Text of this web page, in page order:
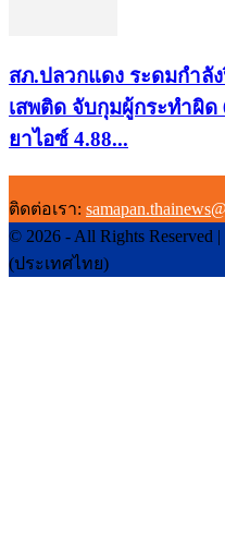
สภ.ปลวกแดง ระดมกำลั
เสพติด จับกุมผู้กระทำผิด
ยาไอซ์ 4.88...
ติดต่อเรา:
© 2026 - All Rights
(ประเทศไทย)